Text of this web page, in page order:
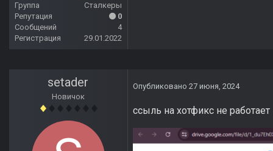
Группа
Сталкеры
Репутация
0
Сообщений
4
Регистрация
29.01.2022
setader
Новичок
Опубликовано 27 июня, 2024
ссыль на хотфикс не работает